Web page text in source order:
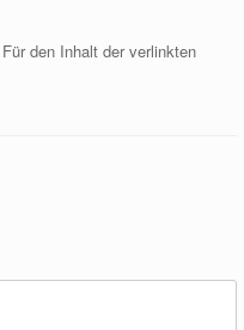
den Inhalt der verlinkten